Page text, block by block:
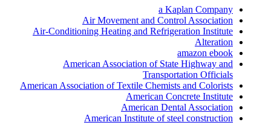
a Kaplan Company
Air Movement and Control Association
Air-Conditioning Heating and Refrigeration Institute
Alteration
amazon ebook
American Association of State Highway and
Transportation Officials
American Association of Textile Chemists and Colorists
American Concrete Institute
American Dental Association
American Institute of steel construction